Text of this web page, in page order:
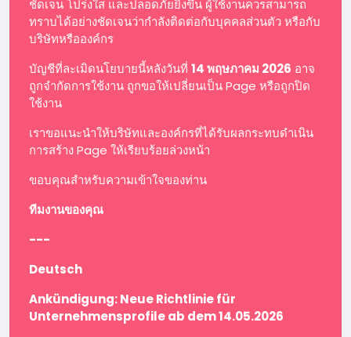
ชัดเจน โปร่งใส และปลอดภัยยิ่งขึ้น ผู้ใช้งานควรสามารถ
ทราบได้อย่างชัดเจนว่ากำลังติดต่อกับบุคคลส่วนตัว หรือกับ
บริษัทหรือองค์กร
บัญชีที่ละเมิดนโยบายนี้หลังวันที่ 14 พฤษภาคม 2026 อาจ
ถูกจำกัดการใช้งาน ถูกขอให้เปลี่ยนเป็น Page หรือถูกปิด
ใช้งาน
เราขอแนะนำให้บริษัทและองค์กรที่ได้รับผลกระทบดำเนิน
การสร้าง Page ให้เรียบร้อยล่วงหน้า
ขอบคุณสำหรับความเข้าใจของท่าน
ทีมงานของคุณ
---
Deutsch
Ankündigung: Neue Richtlinie für
Unternehmensprofile ab dem 14.05.2026